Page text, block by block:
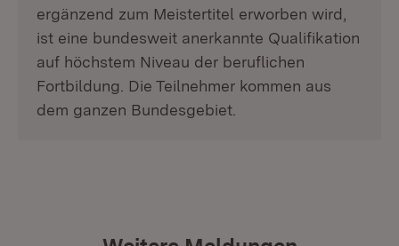
ergänzend zum Meistertitel erworben wird,
ist eine bundesweit anerkannte Qualifikation
auf höchstem Niveau der beruflichen
Fortbildung. Die Teilnehmer kommen aus
dem ganzen Bundesgebiet.